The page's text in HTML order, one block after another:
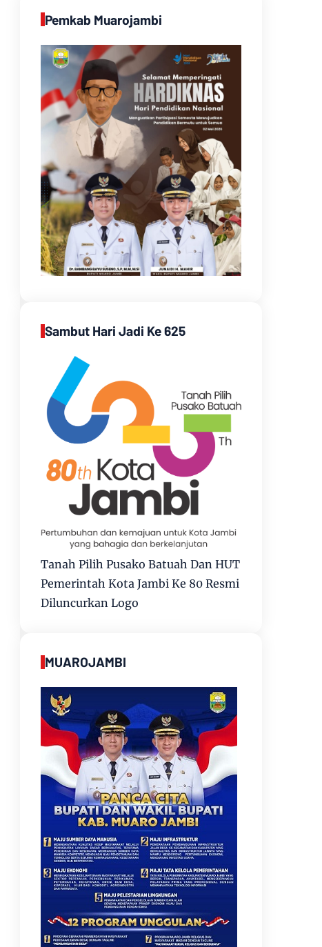
Pemkab Muarojambi
Sambut Hari Jadi Ke 625
Tanah Pilih Pusako Batuah Dan HUT
Pemerintah Kota Jambi Ke 80 Resmi
Diluncurkan Logo
MUAROJAMBI